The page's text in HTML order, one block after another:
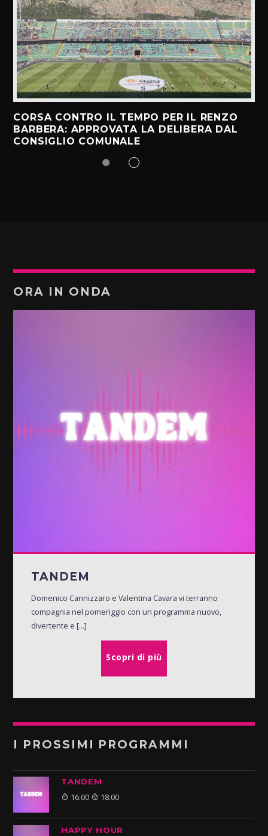
CORSA CONTRO IL TEMPO PER IL RENZO
BARBERA: APPROVATA LA DELIBERA DAL
CONSIGLIO COMUNALE
ORA IN ONDA
TANDEM
Domenico Cannizzaro e Valentina Cavara vi terranno
compagnia nel pomeriggio con un programma nuovo,
divertente e [...]
Scopri di più
I PROSSIMI PROGRAMMI
TANDEM
16:00 18:00
HAPPY HOUR